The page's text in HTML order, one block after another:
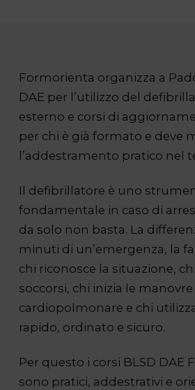
Formorienta organizza a
DAE per l’utilizzo del
esterno e corsi di
per chi è già formato e deve
l’addestramento pratico nel
Il defibrillatore è uno
fondamentale in caso di
da solo non basta. La
minuti di un’emergenza, la
chi riconosce la situazione,
soccorsi, chi inizia le
cardiopolmonare e chi
rapido, ordinato e sicuro.
Per questo i corsi BLSD DAE
sono pratici, addestrativi e